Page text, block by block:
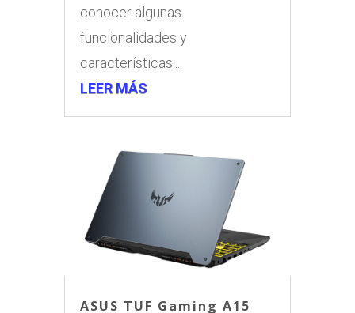
conocer algunas
funcionalidades y
características...
LEER MÁS
ASUS TUF Gaming A15